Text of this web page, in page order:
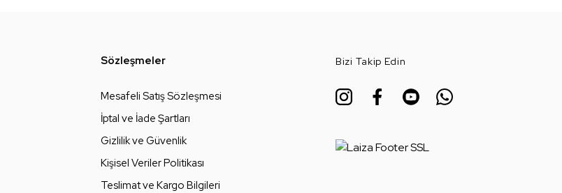
Sözleşmeler
Mesafeli Satış Sözleşmesi
İptal ve İade Şartları
Gizlilik ve Güvenlik
Kişisel Veriler Politikası
Teslimat ve Kargo Bilgileri
Bizi Takip Edin